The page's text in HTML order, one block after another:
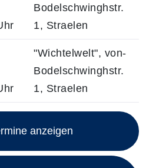
zum diesen Kurs
Bodelschwinghstr.
1, Straelen
"Wichtelwelt", von-
Bodelschwinghstr.
1, Straelen
anzeigen